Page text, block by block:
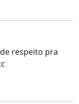
respeito pra